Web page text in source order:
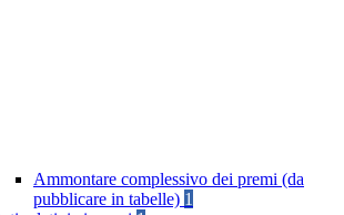
Ammontare complessivo dei premi (da
pubblicare in tabelle) 1